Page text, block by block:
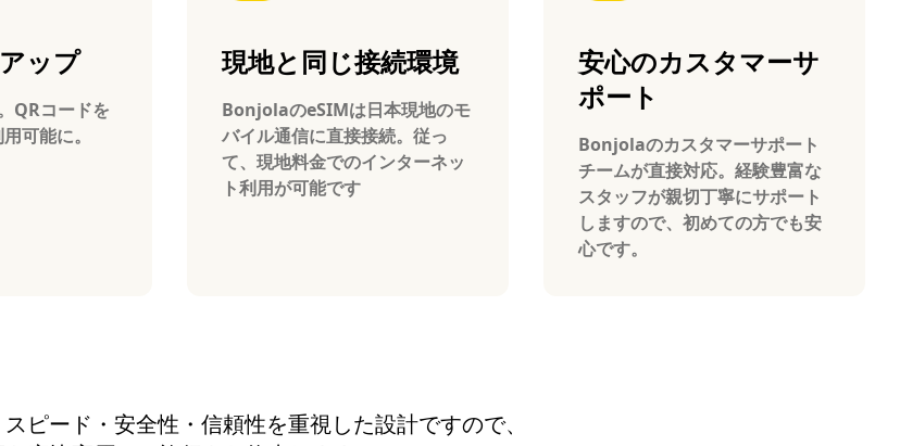
ップ
QRコードを
可能に。
現地と同じ接続環境
BonjolaのeSIMは日本現地のモ
バイル通信に直接接続。従っ
て、現地料金でのインターネッ
ト利用が可能です
安心のカスタマーサ
ポート
Bonjolaのカスタマーサポート
チームが直接対応。経験豊富な
スタッフが親切丁寧にサポート
しますので、初めての方でも安
心です。
ピード・安全性・信頼性を重視した設計ですので、